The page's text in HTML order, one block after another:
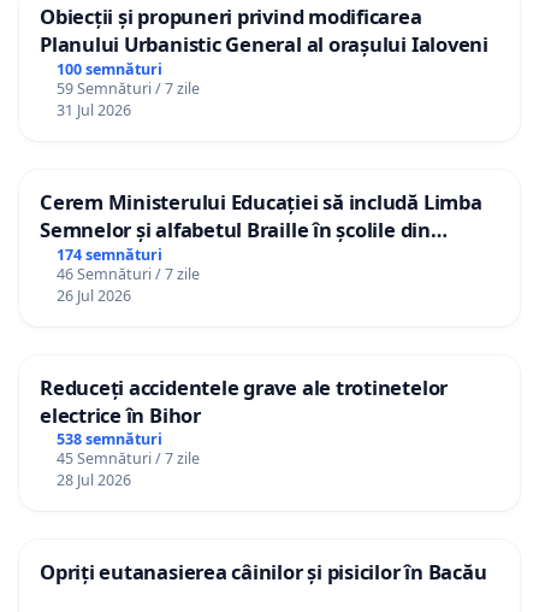
Obiecții și propuneri privind modificarea
Planului Urbanistic General al orașului Ialoveni
100 semnături
59 Semnături / 7 zile
31 Jul 2026
Cerem Ministerului Educației să includă Limba
Semnelor și alfabetul Braille în școlile din
Republica Moldova!
174 semnături
46 Semnături / 7 zile
26 Jul 2026
Reduceți accidentele grave ale trotinetelor
electrice în Bihor
538 semnături
45 Semnături / 7 zile
28 Jul 2026
Opriți eutanasierea câinilor și pisicilor în Bacău